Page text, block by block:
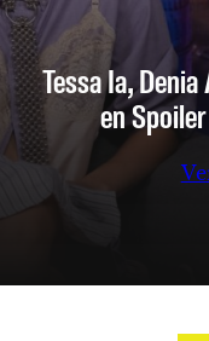
Tessa Ia,
en